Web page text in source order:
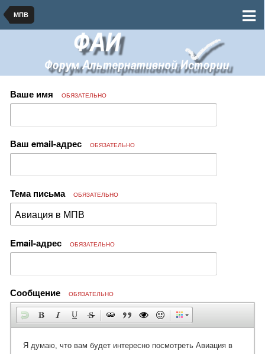
МПВ
Ваше имя ОБЯЗАТЕЛЬНО
Ваш email-адрес ОБЯЗАТЕЛЬНО
Тема письма ОБЯЗАТЕЛЬНО
Email-адрес ОБЯЗАТЕЛЬНО
Сообщение ОБЯЗАТЕЛЬНО